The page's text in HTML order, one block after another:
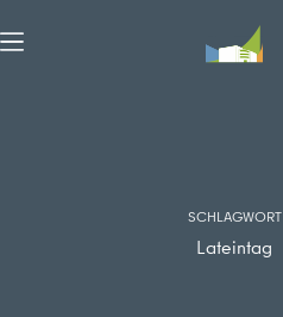
Inhalt
SCHLAGWORT
Lateintag